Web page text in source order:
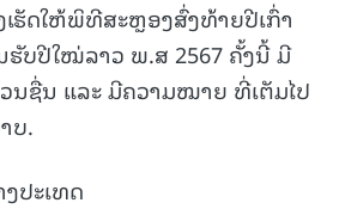
ຮັດໃຫ້ພິທີສະຫຼອງສົ່ງທ້າຍປີເກົ່າ
ຮັບປີໃໝ່ລາວ ພ.ສ 2567 ຄັ້ງນີ້ ມີ
ຊື່ນ ແລະ ມີຄວາມໝາຍ ທີ່ເຕັມໄປ
ບ.
ປະເທດ